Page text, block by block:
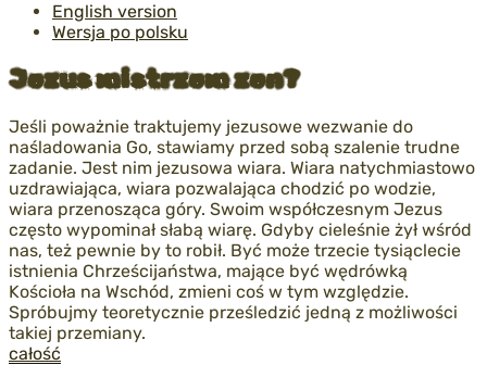
English version
Wersja po polsku
Jezus mistrzem zen?
Jeśli poważnie traktujemy jezusowe wezwanie do
naśladowania Go, stawiamy przed sobą szalenie trudne
zadanie. Jest nim jezusowa wiara. Wiara natychmiastowo
uzdrawiająca, wiara pozwalająca chodzić po wodzie,
wiara przenosząca góry. Swoim współczesnym Jezus
często wypominał słabą wiarę. Gdyby cieleśnie żył wśród
nas, też pewnie by to robił. Być może trzecie tysiąclecie
istnienia Chrześcijaństwa, mające być wędrówką
Kościoła na Wschód, zmieni coś w tym względzie.
Spróbujmy teoretycznie prześledzić jedną z możliwości
takiej przemiany.
całość